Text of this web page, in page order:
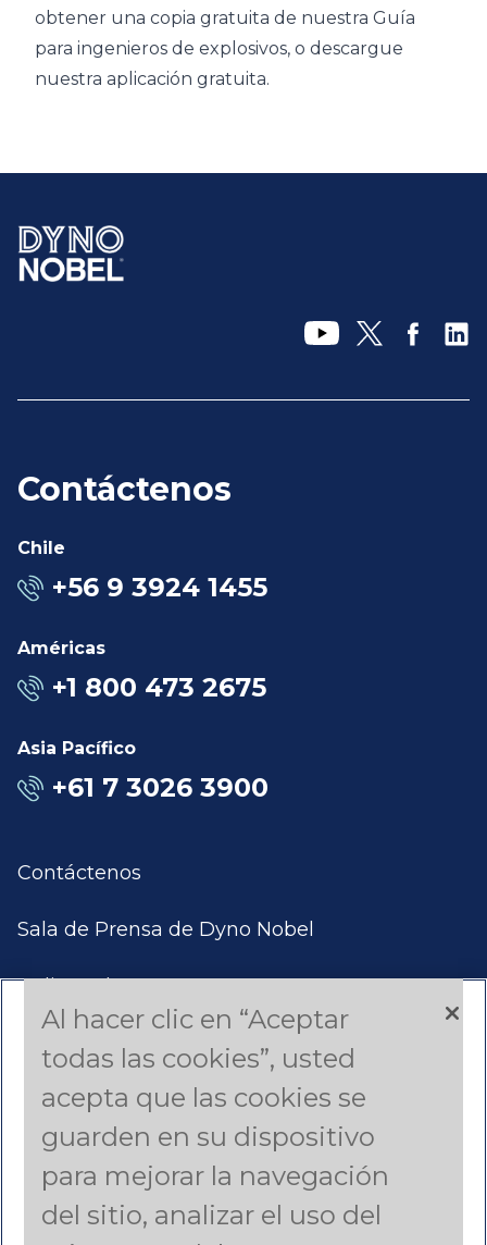
obtener una copia gratuita de nuestra Guía
para ingenieros de explosivos, o descargue
nuestra aplicación gratuita.
Contáctenos
Chile
+56 9 3924 1455
Américas
+1 800 473 2675
Asia Pacífico
+61 7 3026 3900
Contáctenos
Sala de Prensa de Dyno Nobel
Aplicar Ahora
Productos y Servicios
Estudios de Casos
Americas (English)
Asia Pacific (English)
Al hacer clic en “Aceptar
todas las cookies”, usted
acepta que las cookies se
guarden en su dispositivo
para mejorar la navegación
del sitio, analizar el uso del